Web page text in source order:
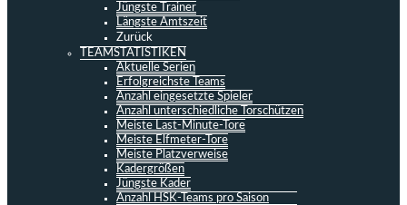
Jüngste Trainer
Längste Amtszeit
Zurück
TEAMSTATISTIKEN
Aktuelle Serien
Erfolgreichste Teams
Anzahl eingesetzte Spieler
Anzahl unterschiedliche Torschützen
Meiste Last-Minute-Tore
Meiste Elfmeter-Tore
Meiste Platzverweise
Kadergrößen
Jüngste Kader
Anzahl HSK-Teams pro Saison